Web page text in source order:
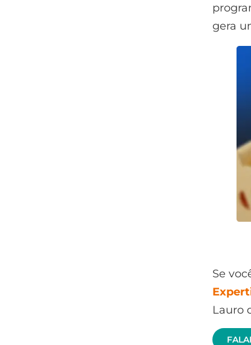
gera
Se
Lauro